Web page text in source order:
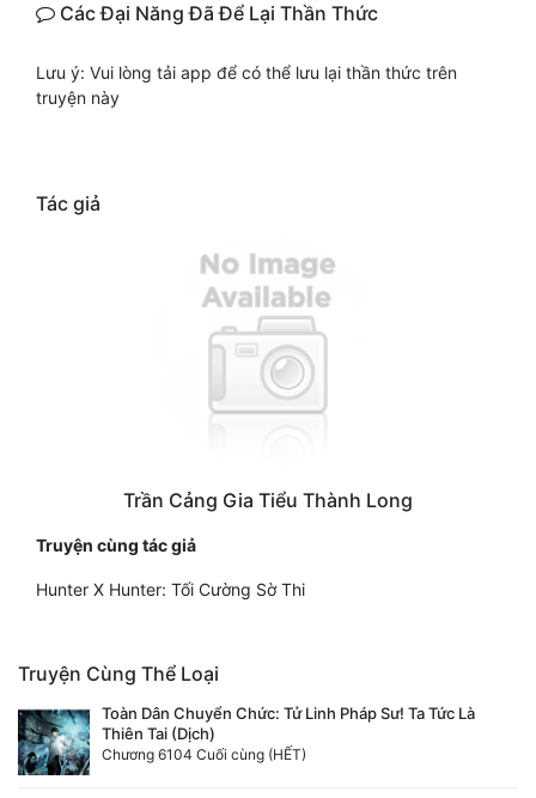
Các Đại Năng Đã Để Lại Thần Thức
Lưu ý: Vui lòng tải app để có thể lưu lại thần thức trên
truyện này
Tác giả
Trần Cảng Gia Tiểu Thành Long
Truyện cùng tác giả
Hunter X Hunter: Tối Cường Sờ Thi
Truyện Cùng Thể Loại
Toàn Dân Chuyển Chức: Tử Linh Pháp Sư! Ta Tức Là
Thiên Tai (Dịch)
Chương 6104 Cuối cùng (HẾT)